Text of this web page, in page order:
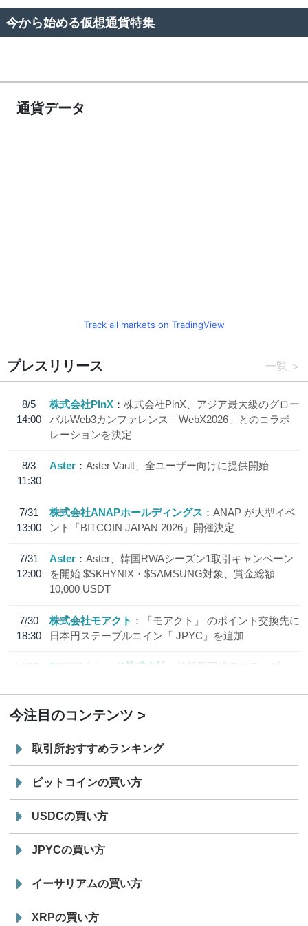
今から始める仮想通貨特集
通貨データ
Track all markets on TradingView
プレスリリース 一覧
8/5
14:00
株式会社PlnX
株式会社PlnX、アジア最大級のグロー
バルWeb3カンファレンス「WebX2026」とのコラボ
レーションを決定
8/3
11:30
Aster Aster Vault、全ユーザー向けに提供開始
7/31
13:00
株式会社ANAPホールディングス
ANAP が大型イベ
ント「BITCOIN JAPAN 2026」開催決定
7/31
12:00
Aster
Aster、韓国RWAシーズン1取引キャンペーン
を開始 $SKHYNIX・$SAMSUNG対象、賞金総額
10,000 USDT
7/30
18:30
株式会社モアクト
「モアクト」 のポイント交換先に
日本円ステーブルコイン「 JPYC」を追加
7/29
SBI VCトレード株式会社
信託型円建てステーブル
今注目のコンテンツ
取引所おすすめランキング
ビットコインの買い方
USDCの買い方
JPYCの買い方
イーサリアムの買い方
XRPの買い方